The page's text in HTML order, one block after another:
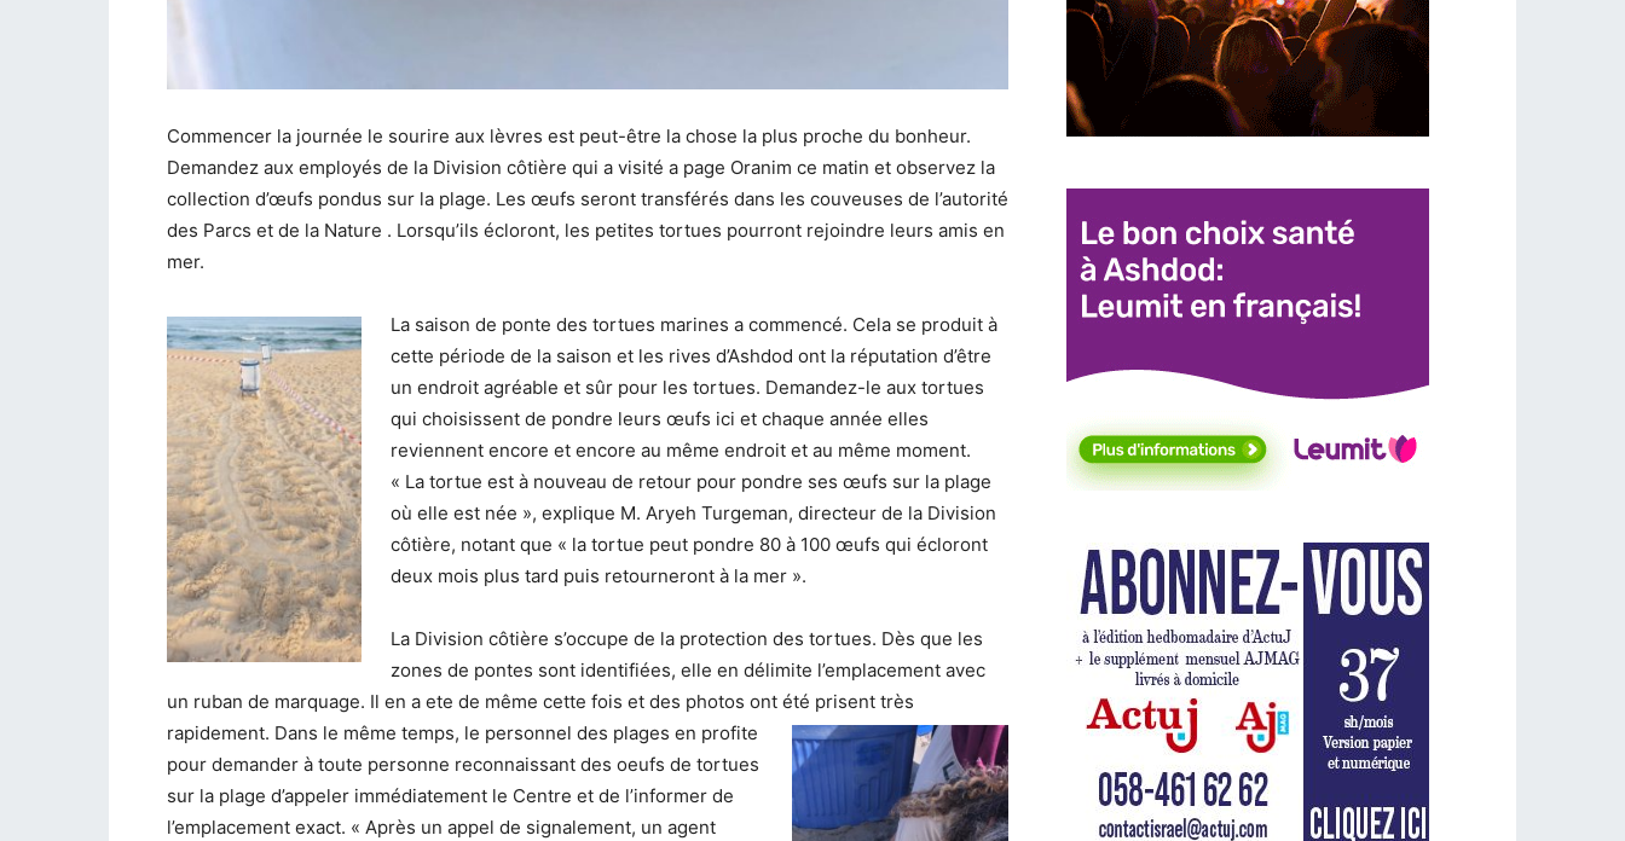
Commencer la journée le sourire aux lèvres est peut-être la chose la plus proche du bonheur.
Demandez aux employés de la Division côtière qui a visité a page Oranim ce matin et observez la
collection d’œufs pondus sur la plage. Les œufs seront transférés dans les couveuses de l’autorité
des Parcs et de la Nature . Lorsqu’ils écloront, les petites tortues pourront rejoindre leurs amis en
mer.
La saison de ponte des tortues marines a commencé. Cela se produit à
cette période de la saison et les rives d’Ashdod ont la réputation d’être
un endroit agréable et sûr pour les tortues. Demandez-le aux tortues
qui choisissent de pondre leurs œufs ici et chaque année elles
reviennent encore et encore au même endroit et au même moment.
« La tortue est à nouveau de retour pour pondre ses œufs sur la plage
où elle est née », explique M. Aryeh Turgeman, directeur de la Division
côtière, notant que « la tortue peut pondre 80 à 100 œufs qui écloront
deux mois plus tard puis retourneront à la mer ».
La Division côtière s’occupe de la protection des tortues. Dès que les
zones de pontes sont identifiées, elle en délimite l’emplacement avec
un ruban de marquage. Il en a ete de même cette fois et des photos ont été prisent très
rapidement. Dans le même temps, le personnel des plages en profite
pour demander à toute personne reconnaissant des oeufs de tortues
sur la plage d’appeler immédiatement le Centre et de l’informer de
l’emplacement exact. « Après un appel de signalement, un agent